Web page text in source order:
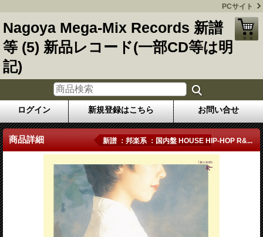
PCサイト
Nagoya Mega-Mix Records 新譜
等 (5) 新品レコード(一部CD等は明
記)
ログイン 新規登録はこちら お問い合せ
商品詳細 新譜 ：邦楽系 ：国内盤 HOUSE HIP-HOP R&...